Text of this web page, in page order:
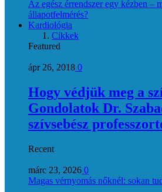
Az egész érrendszer egy kézben –
állapotfelmérés?
Kardiológia
Cikkek
Featured
ápr 26, 2018 0
Hogy védjük meg a
Gondolatok Dr.
szívsebész
Recent
márc 23, 2026 0
Magas vérnyomás nőknél: sokan